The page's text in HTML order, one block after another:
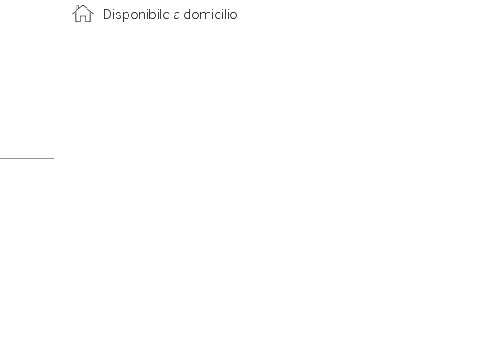
Disponibile a domicilio